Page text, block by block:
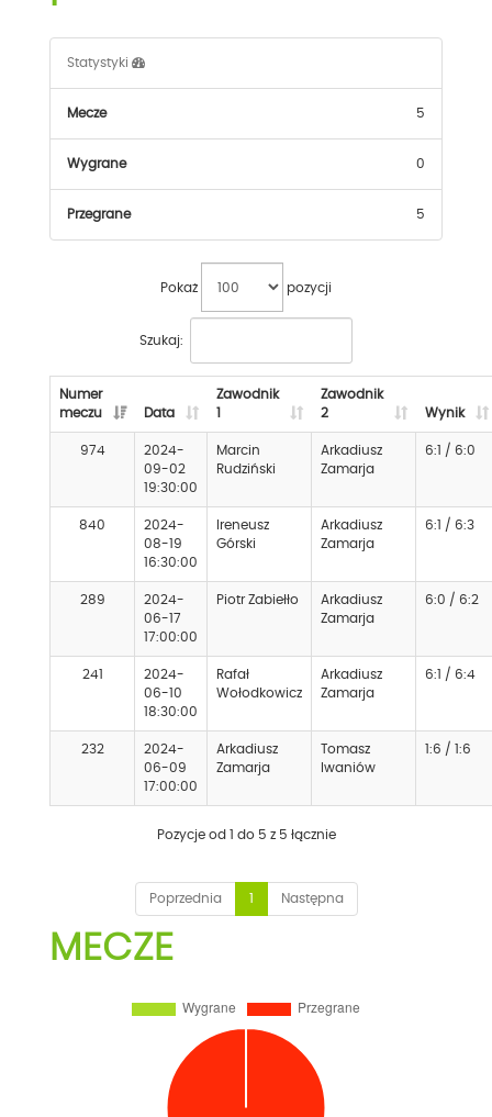
Statystyki
Mecze 5
Wygrane 0
Przegrane 5
Pokaż pozycji
Szukaj:
Numer
meczu
Data
Zawodnik
1
Zawodnik
2
Wynik
974
2024-
09-02
19:30:00
Marcin
Rudziński
Arkadiusz
Zamarja
6:1 / 6:0
840
2024-
08-19
16:30:00
Ireneusz
Górski
Arkadiusz
Zamarja
6:1 / 6:3
289
2024-
06-17
17:00:00
Piotr Zabiełło
Arkadiusz
Zamarja
6:0 / 6:2
241
2024-
06-10
18:30:00
Rafał
Wołodkowicz
Arkadiusz
Zamarja
6:1 / 6:4
232
2024-
06-09
17:00:00
Arkadiusz
Zamarja
Tomasz
Iwaniów
1:6 / 1:6
Pozycje od 1 do 5 z 5 łącznie
Poprzednia 1 Następna
MECZE